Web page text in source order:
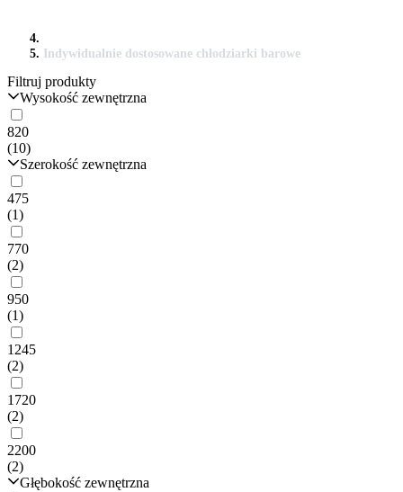
Indywidualnie dostosowane chłodziarki barowe
Filtruj produkty
Wysokość zewnętrzna
820
(10)
Szerokość zewnętrzna
475
(1)
770
(2)
950
(1)
1245
(2)
1720
(2)
2200
(2)
Głębokość zewnętrzna